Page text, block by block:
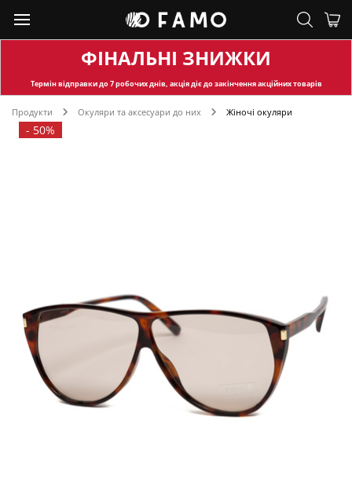
ФІНАЛЬНІ ЗНИЖКИ
Термін відправкидо 7 робочих днів, акція діє до закінчення акційних товарів
Продукти Окуляри та аксесуари до них Жіночі окуляри
- 50%